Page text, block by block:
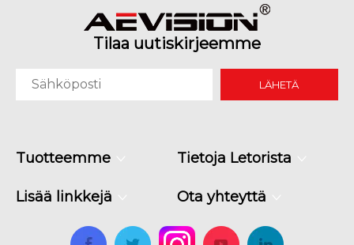
Tilaa uutiskirjeemme
LÄHETÄ
Tuotteemme Tietoja Letorista
Lisää linkkejä Ota yhteyttä